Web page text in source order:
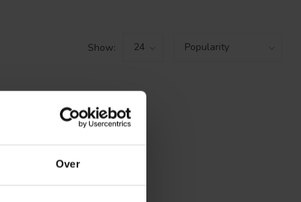
Over
Show: